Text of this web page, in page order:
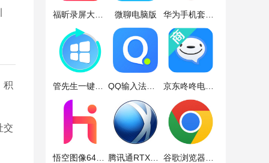
积
交
微聊电脑版
QQ输入法电脑版 京东咚咚电脑版
腾讯通RTX电脑版